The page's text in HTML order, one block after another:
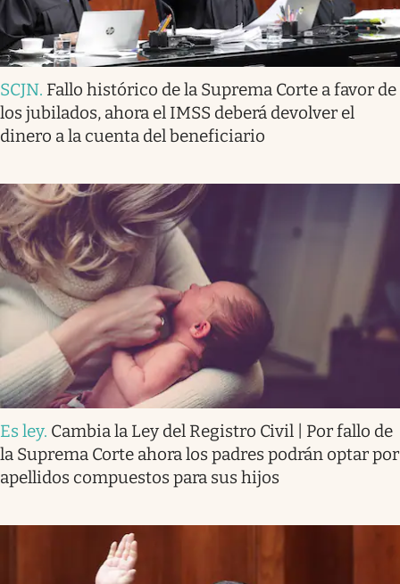
SCJN. Fallo histórico de la Suprema Corte a favor de
los jubilados, ahora el IMSS deberá devolver el
dinero a la cuenta del beneficiario
Es ley. Cambia la Ley del Registro Civil | Por fallo de
la Suprema Corte ahora los padres podrán optar por
apellidos compuestos para sus hijos